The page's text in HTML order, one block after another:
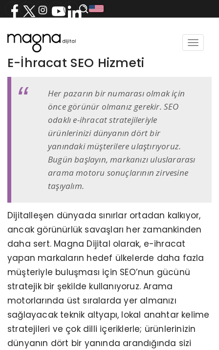
Toggle
E-İhracat SEO Hizmeti
Her pazarın bir numarası olmak için
önce görünür olmanız gerekir. SEO
odaklı e-ihracat stratejileriyle
ürünlerinizi dünyanın dört bir
yanındaki müşterilere ulaştırıyoruz.
Bugün başlayın, markanızı uluslararası
arama motoru sonuçlarının zirvesine
taşıyalım.
Dijitalleşen dünyada sınırlar ortadan kalkıyor,
ancak görünürlük savaşları her zamankinden
daha sert. Magna Dijital olarak, e-ihracat
yapan markaların hedef ülkelerde daha fazla
müşteriyle buluşması için SEO’nun gücünü
stratejik bir şekilde kullanıyoruz. Arama
motorlarında üst sıralarda yer almanızı
sağlayacak teknik altyapı, lokal anahtar kelime
stratejileri ve çok dilli içeriklerle; ürünlerinizin
dünyanın dört bir yanında arandığında sizi